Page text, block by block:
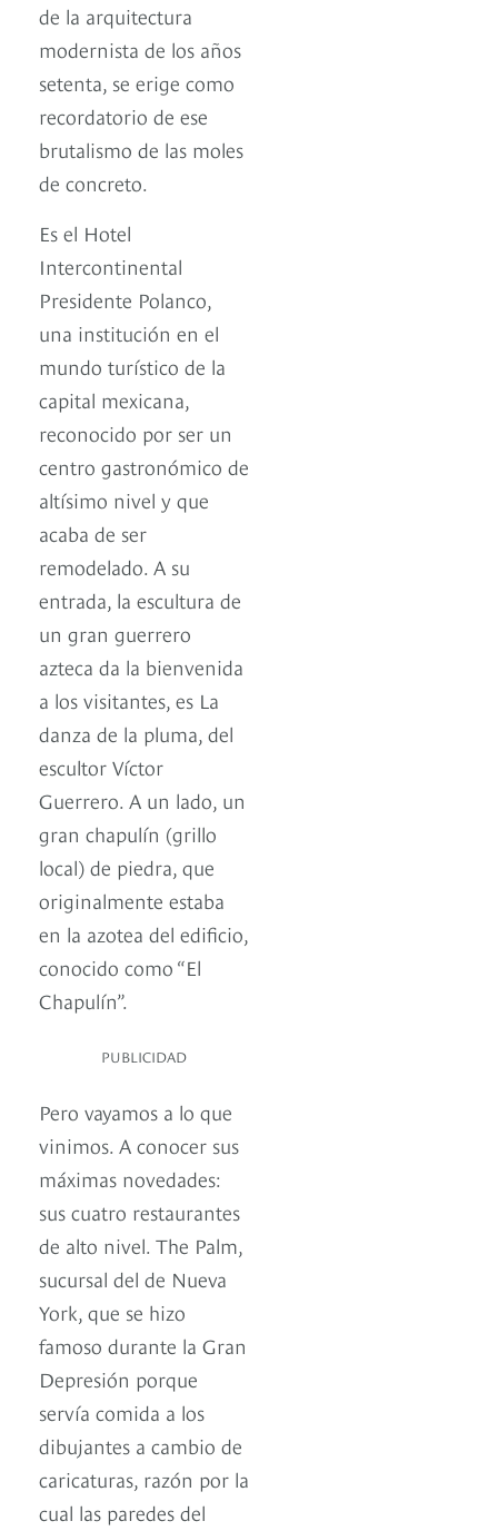
de la arquitectura
modernista de los años
setenta, se erige como
recordatorio de ese
brutalismo de las moles
de concreto.
Es el Hotel
Intercontinental
Presidente Polanco,
una institución en el
mundo turístico de la
capital mexicana,
reconocido por ser un
centro gastronómico de
altísimo nivel y que
acaba de ser
remodelado. A su
entrada, la escultura de
un gran guerrero
azteca da la bienvenida
a los visitantes, es La
danza de la pluma, del
escultor Víctor
Guerrero. A un lado, un
gran chapulín (grillo
local) de piedra, que
originalmente estaba
en la azotea del edificio,
conocido como “El
Chapulín”.
PUBLICIDAD
Pero vayamos a lo que
vinimos. A conocer sus
máximas novedades:
sus cuatro restaurantes
de alto nivel. The Palm,
sucursal del de Nueva
York, que se hizo
famoso durante la Gran
Depresión porque
servía comida a los
dibujantes a cambio de
caricaturas, razón por la
cual las paredes del